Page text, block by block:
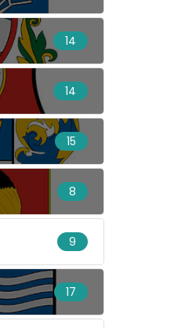
14
14
15
8
9
17